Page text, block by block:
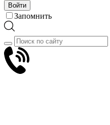
Войти
Запомнить